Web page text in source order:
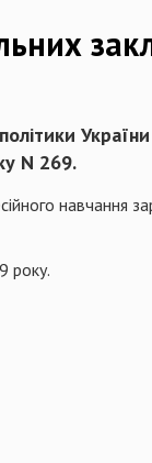
N 269.
року.